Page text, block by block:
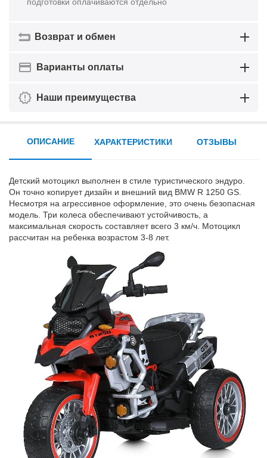
Возврат и обмен
Варианты оплаты
Наши преимущества
ОПИСАНИЕ
Детский мотоцикл выполнен в стиле туристического эндуро
Он точно копирует дизайн и внешний вид BMW R 1250 GS.
Несмотря на агрессивное оформление, это очень безопасная
модель . Три колеса обеспечивают устойчивость, а
максимальная скорость составляет всего 3 км/ч. Мотоцикл
рассчитан на ребенка возрастом 3-8 лет.
ХАРАКТЕРИСТИКИ ОТЗЫВЫ